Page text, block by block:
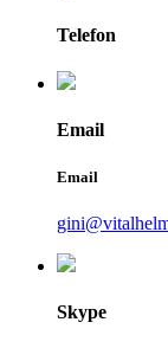
Telefon
Email
Email
Skype